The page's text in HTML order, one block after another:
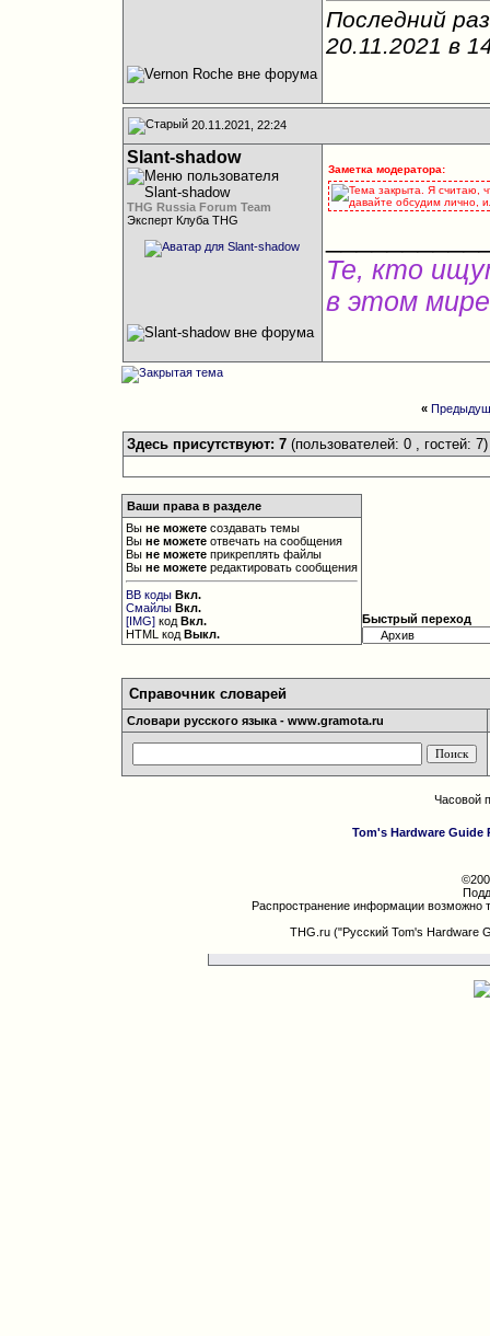
Последний
20.11.2021 в
20.11.2021, 22:24
Slant-shadow
THG Russia Forum Team
Эксперт Клуба THG
Заметка модератора:
Тема закрыта. Я считаю,
давайте обсудим лично,
Те, кто
в этом мире
«
Здесь присутствуют: 7 (пользователей: 0 , гостей: 7)
Ваши права в разделе
Выне можете создавать темы
Выне можете отвечать на сообщения
Выне можете прикреплять файлы
Выне можете редактировать сообщения
BB коды Вкл.
Смайлы Вкл.
[IMG] кодВкл.
HTML кодВыкл.
Быстрый переход
Справочник словарей
Словари русского языка - www.gramota.ru
Часовой
Tom's Hardware Guide
Распространение информации возможно
THG.ru ("Русский Tom's Hardware